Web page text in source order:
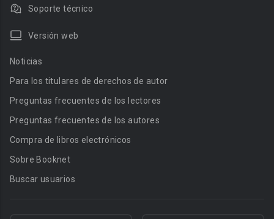
Soporte técnico
Versión web
Noticias
Para los titulares de derechos de autor
Preguntas frecuentes de los lectores
Preguntas frecuentes de los autores
Compra de libros electrónicos
Sobre Booknet
Buscar usuarios